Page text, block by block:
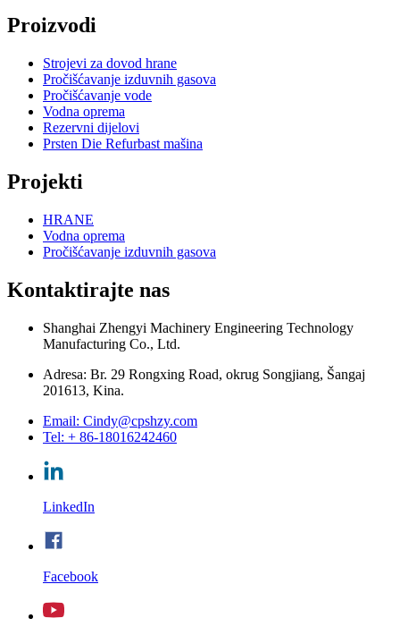
Proizvodi
Strojevi za dovod hrane
Pročišćavanje izduvnih gasova
Pročišćavanje vode
Vodna oprema
Rezervni dijelovi
Prsten Die Refurbast mašina
Projekti
HRANE
Vodna oprema
Pročišćavanje izduvnih gasova
Kontaktirajte nas
Shanghai Zhengyi Machinery Engineering Technology
Manufacturing Co., Ltd.
Adresa: Br. 29 Rongxing Road, okrug Songjiang, Šangaj
201613, Kina.
Email: Cindy@cpshzy.com
Tel: + 86-18016242460
LinkedIn
Facebook